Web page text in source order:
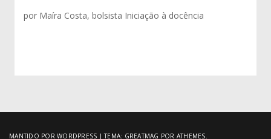
por Maíra Costa, bolsista Iniciação à docência
MANTIDO POR WORDPRESS |TEMA: GREATMAG POR ATHEMES.